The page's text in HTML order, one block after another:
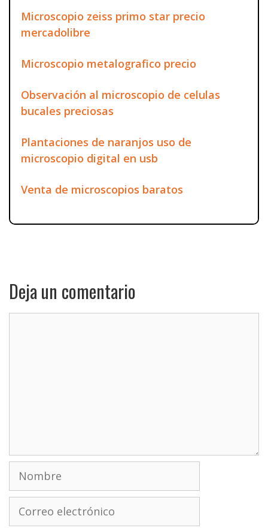
Microscopio zeiss primo star precio
mercadolibre
Microscopio metalografico precio
Observación al microscopio de celulas
bucales preciosas
Plantaciones de naranjos uso de
microscopio digital en usb
Venta de microscopios baratos
Deja un comentario
Nombre
electrónico